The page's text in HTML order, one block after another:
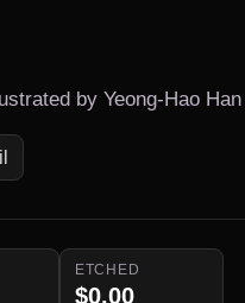
by Yeong-Hao Han
ETCHED
$0.00